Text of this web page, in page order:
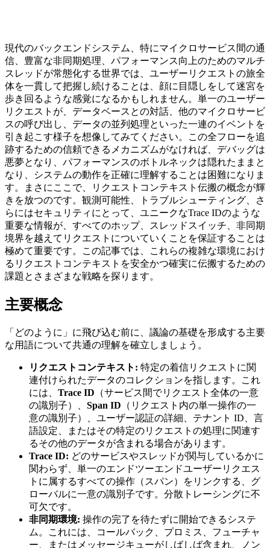
現代のバックエンドシステム、特にマイクロサービス間の通
信、豊富な非同期処理、パフォーマンス向上のためのマルチ
スレッドが常態化する世界では、ユーザーリクエストの旅全
体を一貫して把握し続けることは、顔に目隠しをして迷宮を
歩き回るような感覚になるかもしれません。単一のユーザー
リクエストが、データベースとの対話、他のマイクロサービ
スの呼び出し、データの並列処理といった一連のイベントを
引き起こす様子を想像してみてください。この全フローを追
跡するための信頼できるメカニズムがなければ、デバッグは
悪夢となり、パフォーマンスのボトルネックは隠れたままと
なり、システムの動作を正確に理解することは困難になりま
す。まさにここで、リクエストコンテキスト伝搬の概念が輝
きを放つのです。観測可能性、トラブルシューティング、さ
らにはセキュリティにとって、ユニークなTrace IDのような
重要な情報が、すべてのホップ、スレッドスイッチ、非同期
境界を越えてリクエストについていくことを保証することは
極めて重要です。この記事では、これらの複雑な環境におけ
るリクエストコンテキストを安全かつ確実に伝搬するための
課題とさまざまな戦略を探ります。
主要概念
「どのように」に飛び込む前に、議論の基礎を形成する主要
な用語について共通の理解を確立しましょう。
リクエストコンテキスト: 特定の着信リクエストに関
連付けられたデータのコレクションを指します。これ
には、 Trace ID （サービス間でリクエスト全体の一意
の識別子）、 Span ID （リクエスト内の単一操作の一
意の識別子）、ユーザー認証の詳細、テナント ID、言
語設定、またはその特定のリクエストの処理に関連す
るその他のデータが含まれる場合があります。
Trace ID: どのサービスやスレッドが関与しているかに
関わらず、単一のエンドツーエンドユーザーリクエス
トに属するすべての操作（スパン）をリンクする、グ
ローバルに一意の識別子です。分散トレーシングに不
可欠です。
非同期環境: 操作の完了を待たずに開始できるシステ
ム。これには、コールバック、プロミス、フューチャ
ー、またはメッセージキューがしばしば含まれ、ノン